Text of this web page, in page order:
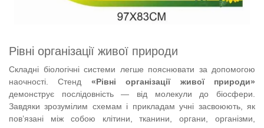
Рівні організації живої природи
Складні біологічні системи легше пояснювати за допомогою
наочності. Стенд «Рівні організації живої природи»
демонструє послідовність — від молекули до біосфери.
Завдяки зрозумілим схемам і прикладам учні засвоюють, як
пов’язані між собою клітини, тканини, органи, організми,